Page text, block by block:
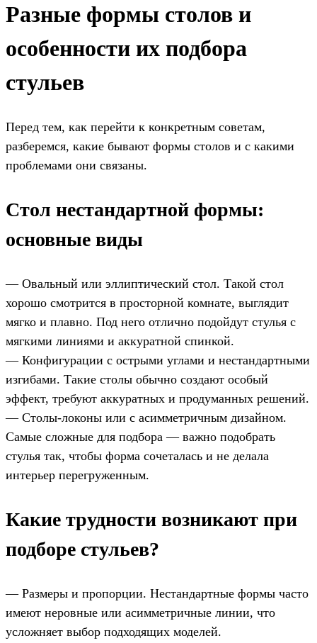
Разные формы столов и
особенности их подбора
стульев
Перед тем, как перейти к конкретным советам,
разберемся, какие бывают формы столов и с какими
проблемами они связаны.
Стол нестандартной формы:
основные виды
— Овальный или эллиптический стол. Такой стол
хорошо смотрится в просторной комнате, выглядит
мягко и плавно. Под него отлично подойдут стулья с
мягкими линиями и аккуратной спинкой.
— Конфигурации с острыми углами и нестандартными
изгибами. Такие столы обычно создают особый
эффект, требуют аккуратных и продуманных решений.
— Столы-локоны или с асимметричным дизайном.
Самые сложные для подбора — важно подобрать
стулья так, чтобы форма сочеталась и не делала
интерьер перегруженным.
Какие трудности возникают при
подборе стульев?
— Размеры и пропорции. Нестандартные формы часто
имеют неровные или асимметричные линии, что
усложняет выбор подходящих моделей.